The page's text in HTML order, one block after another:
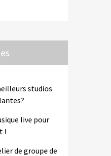
studios
live pour
!
de groupe de